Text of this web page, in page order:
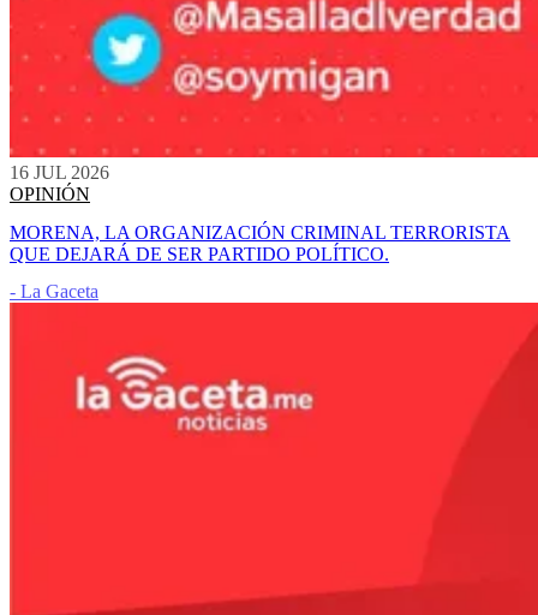
16 JUL 2026
OPINIÓN
MORENA, LA ORGANIZACIÓN CRIMINAL TERRORISTA
QUE DEJARÁ DE SER PARTIDO POLÍTICO.
- La Gaceta